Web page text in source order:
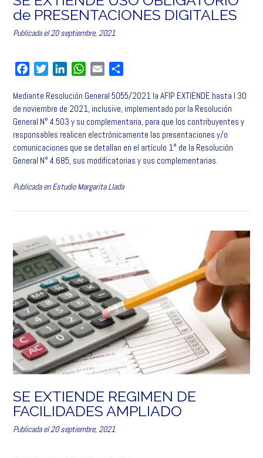
de PRESENTACIONES DIGITALES
Publicada el20 septiembre, 2021
c
e
b
o
o
k
i
t
t
e
r
n
k
e
d
I
n
W
a
t
s
A
p
p
a
i
l
m
p
a
r
t
i
Mediante Resolución General 5055/2021 la AFIP EXTIENDE hasta l 30
de noviembre de 2021, inclusive, implementado por la Resolución
General N° 4.503 y su complementaria, para que los contribuyentes y
responsables realicen electrónicamente las presentaciones y/o
comunicaciones que se detallan en el artículo 1° de la Resolución
General N° 4.685, sus modificatorias y sus complementarias.
Publicada enEstudio Margarita Llada
SE EXTIENDE REGIMEN DE
FACILIDADES AMPLIADO
Publicada el20 septiembre, 2021